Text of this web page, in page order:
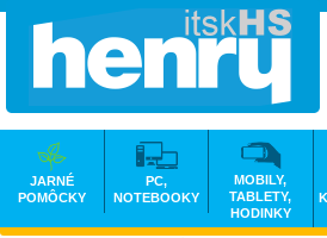
JARNÉ
POMÔCKY
PC,
NOTEBOOKY
MOBILY,
TABLETY,
HODINKY